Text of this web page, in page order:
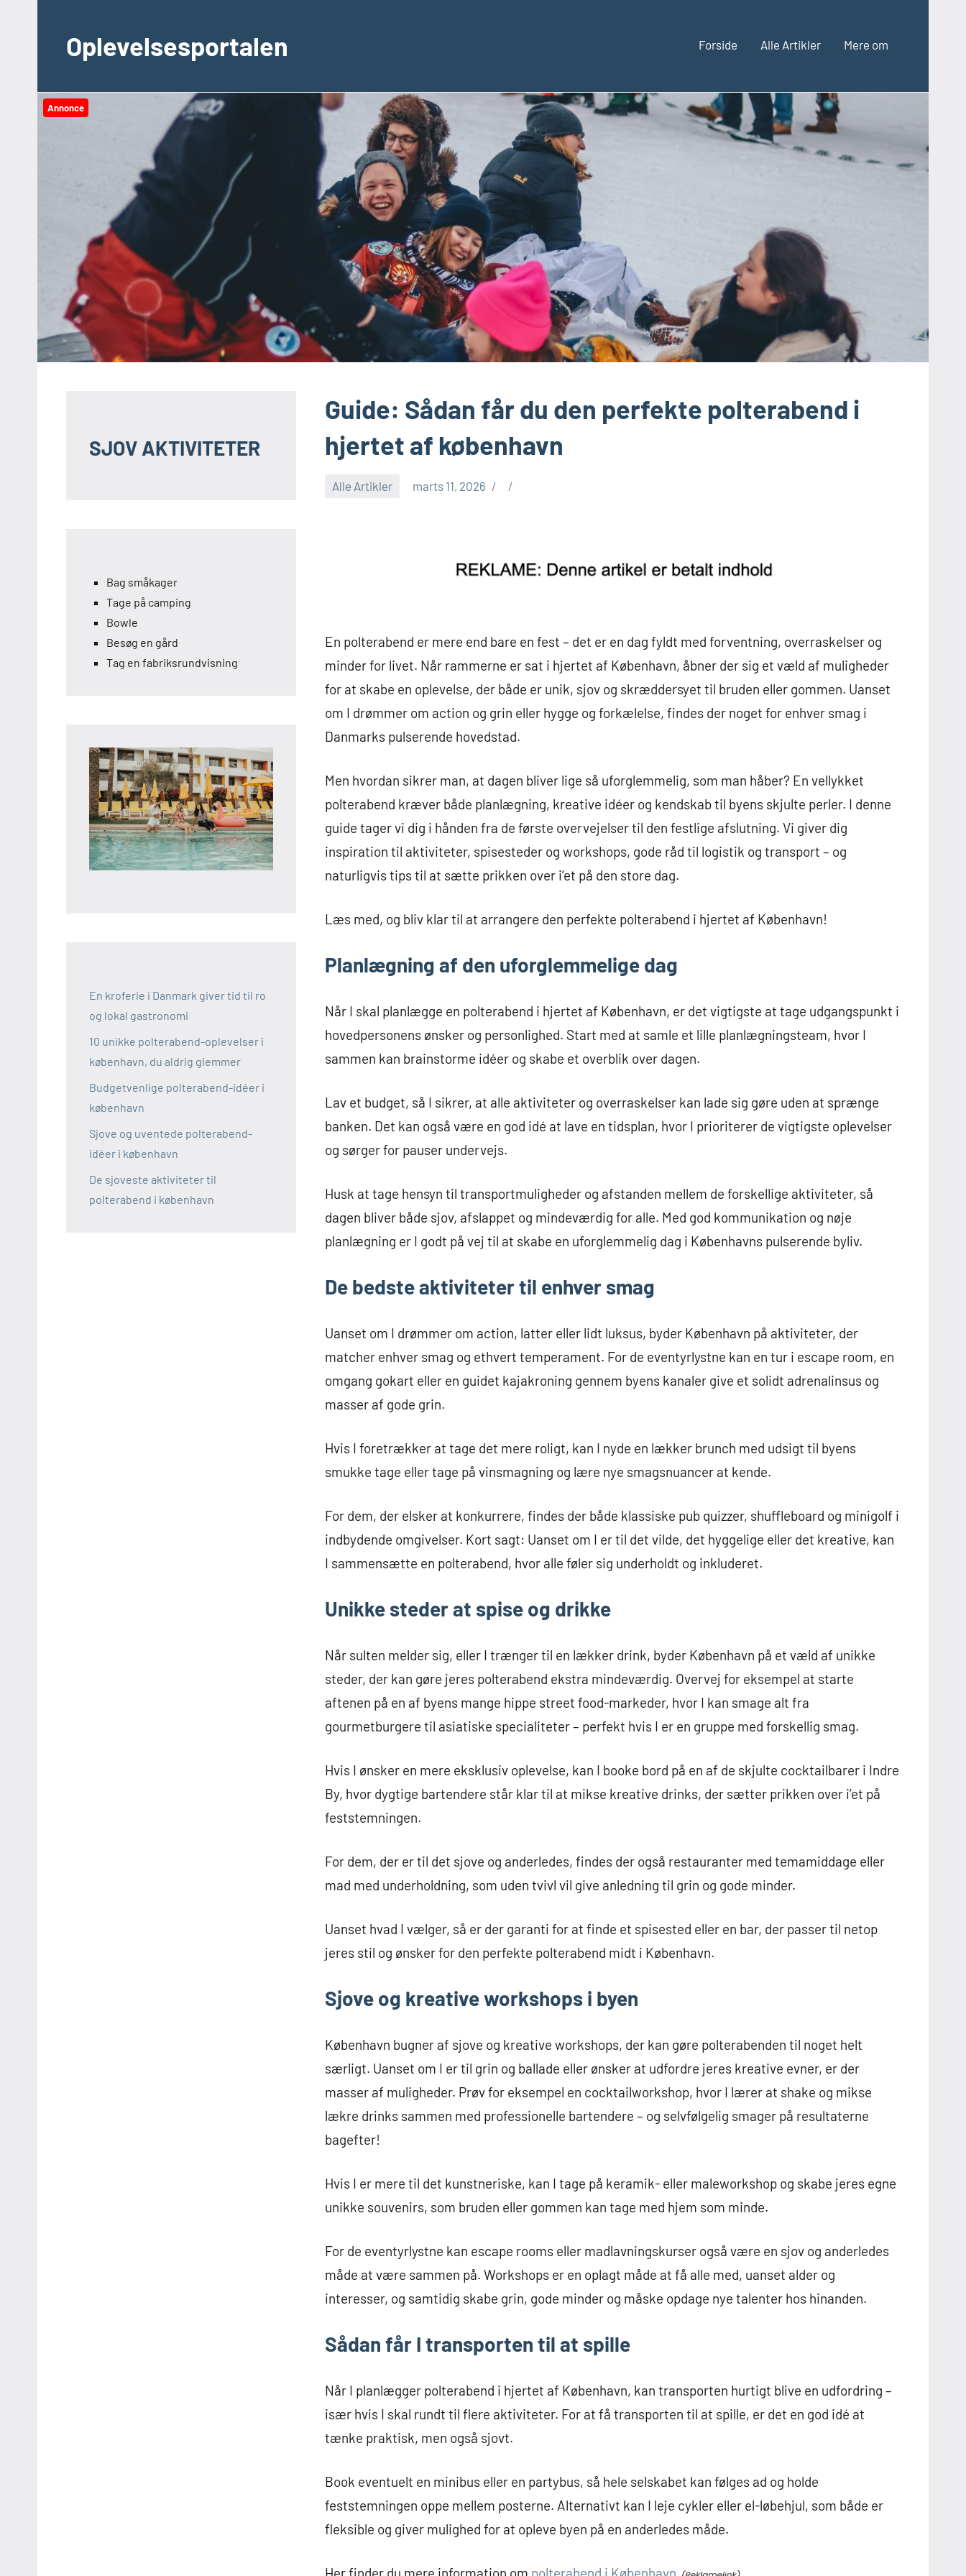
indholdOplevelsesportalen Forside Alle Artikler Mere om
Annonce
Guide: Sådan får du den perfekte polterabend i
hjertet af københavn
Alle Artikler marts 11, 2026
En polterabend er mere end bare en fest – det er en dag fyldt med forventning, overraskelser og
minder for livet. Når rammerne er sat i hjertet af København, åbner der sig et væld af muligheder
for at skabe en oplevelse, der både er unik, sjov og skræddersyet til bruden eller gommen. Uanset
om I drømmer om action og grin eller hygge og forkælelse, findes der noget for enhver smag i
Danmarks pulserende hovedstad.
Men hvordan sikrer man, at dagen bliver lige så uforglemmelig, som man håber? En vellykket
polterabend kræver både planlægning, kreative idéer og kendskab til byens skjulte perler. I denne
guide tager vi dig i hånden fra de første overvejelser til den festlige afslutning. Vi giver dig
inspiration til aktiviteter, spisesteder og workshops, gode råd til logistik og transport – og
naturligvis tips til at sætte prikken over i’et på den store dag.
Læs med, og bliv klar til at arrangere den perfekte polterabend i hjertet af København!
Planlægning af den uforglemmelige dag
Når I skal planlægge en polterabend i hjertet af København, er det vigtigste at tage udgangspunkt i
hovedpersonens ønsker og personlighed. Start med at samle et lille planlægningsteam, hvor I
sammen kan brainstorme idéer og skabe et overblik over dagen.
Lav et budget, så I sikrer, at alle aktiviteter og overraskelser kan lade sig gøre uden at sprænge
banken. Det kan også være en god idé at lave en tidsplan, hvor I prioriterer de vigtigste oplevelser
og sørger for pauser undervejs.
Husk at tage hensyn til transportmuligheder og afstanden mellem de forskellige aktiviteter, så
dagen bliver både sjov, afslappet og mindeværdig for alle. Med god kommunikation og nøje
planlægning er I godt på vej til at skabe en uforglemmelig dag i Københavns pulserende byliv.
De bedste aktiviteter til enhver smag
Uanset om I drømmer om action, latter eller lidt luksus, byder København på aktiviteter, der
matcher enhver smag og ethvert temperament. For de eventyrlystne kan en tur i escape room, en
omgang gokart eller en guidet kajakroning gennem byens kanaler give et solidt adrenalinsus og
masser af gode grin.
Hvis I foretrækker at tage det mere roligt, kan I nyde en lækker brunch med udsigt til byens
smukke tage eller tage på vinsmagning og lære nye smagsnuancer at kende.
For dem, der elsker at konkurrere, findes der både klassiske pub quizzer, shuffleboard og minigolf i
indbydende omgivelser. Kort sagt: Uanset om I er til det vilde, det hyggelige eller det kreative, kan
I sammensætte en polterabend, hvor alle føler sig underholdt og inkluderet.
Unikke steder at spise og drikke
Når sulten melder sig, eller I trænger til en lækker drink, byder København på et væld af unikke
steder, der kan gøre jeres polterabend ekstra mindeværdig. Overvej for eksempel at starte
aftenen på en af byens mange hippe street food-markeder, hvor I kan smage alt fra
gourmetburgere til asiatiske specialiteter – perfekt hvis I er en gruppe med forskellig smag.
Hvis I ønsker en mere eksklusiv oplevelse, kan I booke bord på en af de skjulte cocktailbarer i Indre
By, hvor dygtige bartendere står klar til at mikse kreative drinks, der sætter prikken over i’et på
feststemningen.
For dem, der er til det sjove og anderledes, findes der også restauranter med temamiddage eller
mad med underholdning, som uden tvivl vil give anledning til grin og gode minder.
Uanset hvad I vælger, så er der garanti for at finde et spisested eller en bar, der passer til netop
jeres stil og ønsker for den perfekte polterabend midt i København.
Sjove og kreative workshops i byen
København bugner af sjove og kreative workshops, der kan gøre polterabenden til noget helt
særligt. Uanset om I er til grin og ballade eller ønsker at udfordre jeres kreative evner, er der
masser af muligheder. Prøv for eksempel en cocktailworkshop, hvor I lærer at shake og mikse
lækre drinks sammen med professionelle bartendere – og selvfølgelig smager på resultaterne
bagefter!
Hvis I er mere til det kunstneriske, kan I tage på keramik- eller maleworkshop og skabe jeres egne
unikke souvenirs, som bruden eller gommen kan tage med hjem som minde.
For de eventyrlystne kan escape rooms eller madlavningskurser også være en sjov og anderledes
måde at være sammen på. Workshops er en oplagt måde at få alle med, uanset alder og
interesser, og samtidig skabe grin, gode minder og måske opdage nye talenter hos hinanden.
Sådan får I transporten til at spille
Når I planlægger polterabend i hjertet af København, kan transporten hurtigt blive en udfordring –
især hvis I skal rundt til flere aktiviteter. For at få transporten til at spille, er det en god idé at
tænke praktisk, men også sjovt.
Book eventuelt en minibus eller en partybus, så hele selskabet kan følges ad og holde
feststemningen oppe mellem posterne. Alternativt kan I leje cykler eller el-løbehjul, som både er
fleksible og giver mulighed for at opleve byen på en anderledes måde.
Her finder du mere information om polterabend i København
SJOV AKTIVITETER
Bag småkager
Tage på camping
Bowle
Besøg en gård
Tag en fabriksrundvisning
En kroferie i Danmark giver tid til ro
og lokal gastronomi
10 unikke polterabend-oplevelser i
københavn, du aldrig glemmer
Budgetvenlige polterabend-idéer i
københavn
Sjove og uventede polterabend-
idéer i københavn
De sjoveste aktiviteter til
polterabend i københavn